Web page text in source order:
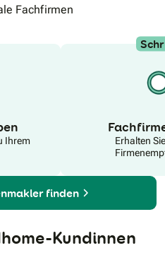
Fachfirmen
Ihrem
Erhalten
finden
Kundinnen